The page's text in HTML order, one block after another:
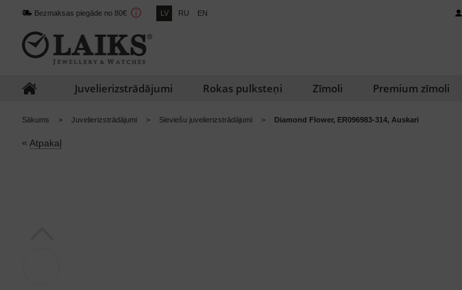
Bezmaksas piegāde no 80€ LV RU EN
Juvelierizstrādājumi Rokas pulksteņi Zīmoli Premium zīmoli
Sākums Juvelierizstrādājumi Sieviešu juvelierizstrādājumi Diamond Flower, ER096983-314, Auskari
« Atpakaļ